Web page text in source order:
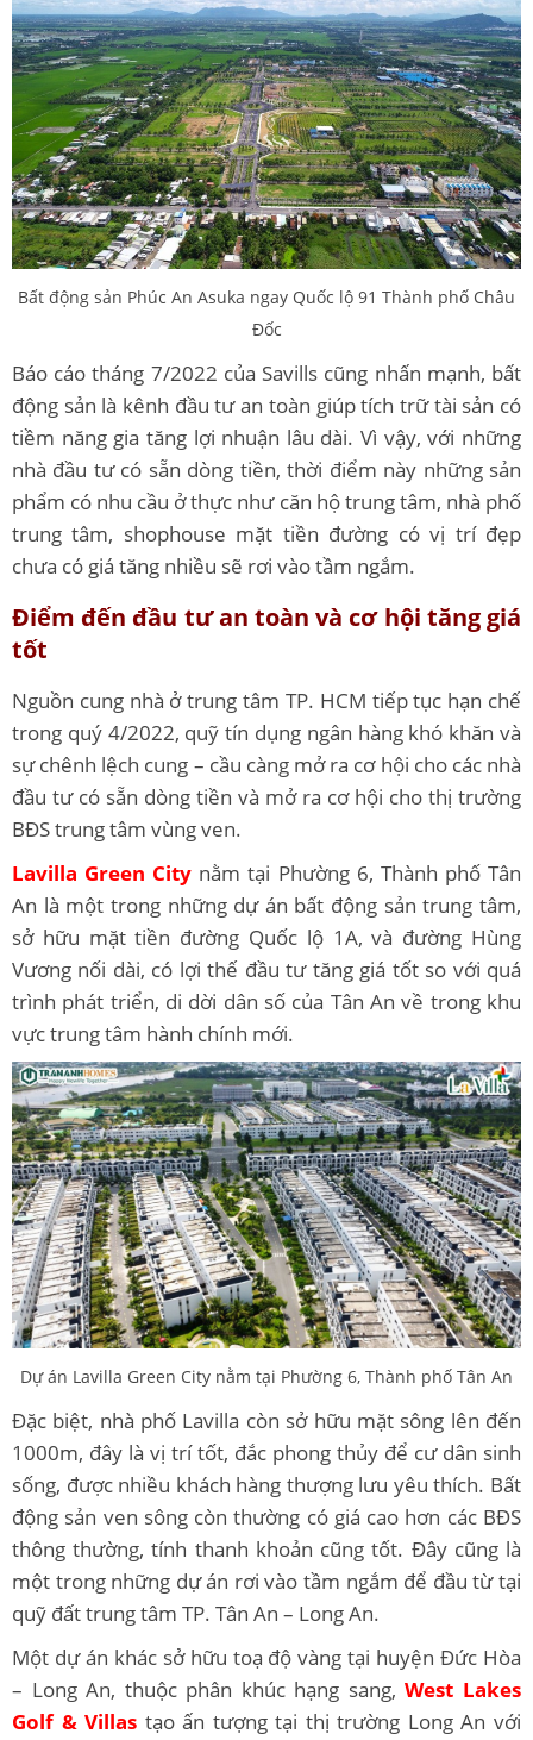
Bất động sản Phúc An Asuka ngay Quốc lộ 91 Thành phố Châu
Đốc
Báo cáo tháng 7/2022 của Savills cũng nhấn mạnh, bất
động sản là kênh đầu tư an toàn giúp tích trữ tài sản có
tiềm năng gia tăng lợi nhuận lâu dài. Vì vậy, với những
nhà đầu tư có sẵn dòng tiền, thời điểm này những sản
phẩm có nhu cầu ở thực như căn hộ trung tâm, nhà phố
trung tâm, shophouse mặt tiền đường có vị trí đẹp
chưa có giá tăng nhiều sẽ rơi vào tầm ngắm.
Điểm đến đầu tư an toàn và cơ hội tăng giá
tốt
Nguồn cung nhà ở trung tâm TP. HCM tiếp tục hạn chế
trong quý 4/2022, quỹ tín dụng ngân hàng khó khăn và
sự chênh lệch cung – cầu càng mở ra cơ hội cho các nhà
đầu tư có sẵn dòng tiền và mở ra cơ hội cho thị trường
BĐS trung tâm vùng ven.
Lavilla Green City nằm tại Phường 6, Thành phố Tân
An là một trong những dự án bất động sản trung tâm,
sở hữu mặt tiền đường Quốc lộ 1A, và đường Hùng
Vương nối dài, có lợi thế đầu tư tăng giá tốt so với quá
trình phát triển, di dời dân số của Tân An về trong khu
vực trung tâm hành chính mới.
Dự án Lavilla Green City nằm tại Phường 6, Thành phố Tân An
Đặc biệt, nhà phố Lavilla còn sở hữu mặt sông lên đến
1000m, đây là vị trí tốt, đắc phong thủy để cư dân sinh
sống, được nhiều khách hàng thượng lưu yêu thích. Bất
động sản ven sông còn thường có giá cao hơn các BĐS
thông thường, tính thanh khoản cũng tốt. Đây cũng là
một trong những dự án rơi vào tầm ngắm để đầu từ tại
quỹ đất trung tâm TP. Tân An – Long An.
Một dự án khác sở hữu toạ độ vàng tại huyện Đức Hòa
– Long An, thuộc phân khúc hạng sang,West Lakes
Golf & Villas tạo ấn tượng tại thị trường Long An với